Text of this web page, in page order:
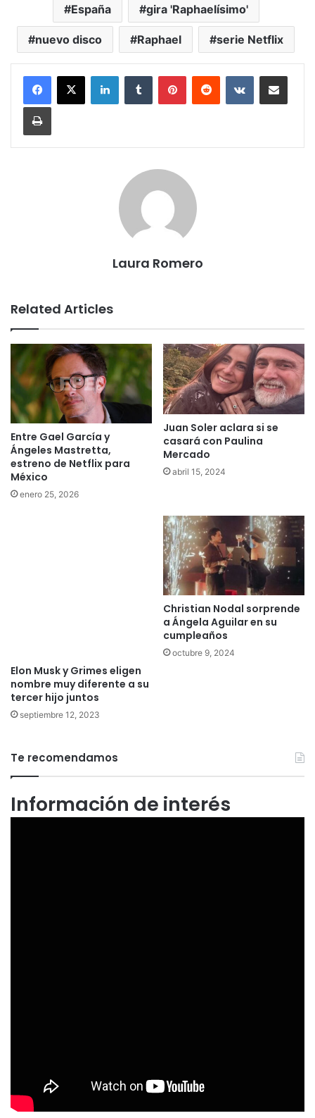
España gira 'Raphaelísimo'
nuevo disco Raphael serie Netflix
LinkedInTumblr PinterestReddit VKontakteShare via Email
Print
Laura Romero
Related Articles
Entre Gael García y
Ángeles Mastretta,
estreno de Netflix para
México
enero 25, 2026
Juan Soler aclara si se
casará con Paulina
Mercado
abril 15, 2024
Elon Musk y Grimes eligen
nombre muy diferente a su
tercer hijo juntos
septiembre 12, 2023
Christian Nodal sorprende
a Ángela Aguilar en su
cumpleaños
octubre 9, 2024
Te recomendamos
Información de interés